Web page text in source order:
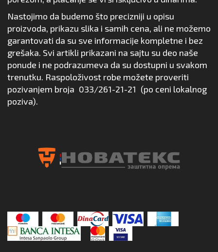
Nastojimo da budemo što precizniji u opisu
proizvoda, prikazu slika i samih cena, ali ne možemo
garantovati da su sve informacije kompletne i bez
grešaka. Svi artikli prikazani na sajtu su deo naše
ponude i ne podrazumeva da su dostupni u svakom
trenutku. Raspoloživost robe možete proveriti
pozivanjem broja 033/261-21-21 (po ceni lokalnog
poziva).